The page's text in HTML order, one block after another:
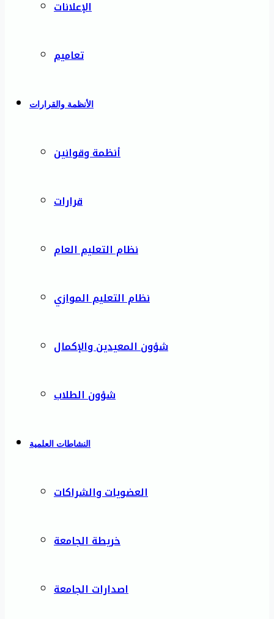
الإعلانات
تعاميم
الأنظمة والقرارات
أنظمة وقوانين
قرارات
نظام التعليم العام
نظام التعليم الموازي
شؤون المعيدين والإكمال
شؤون الطلاب
النشاطات العلمية
العضويات والشراكات
خريطة الجامعة
اصدارات الجامعة